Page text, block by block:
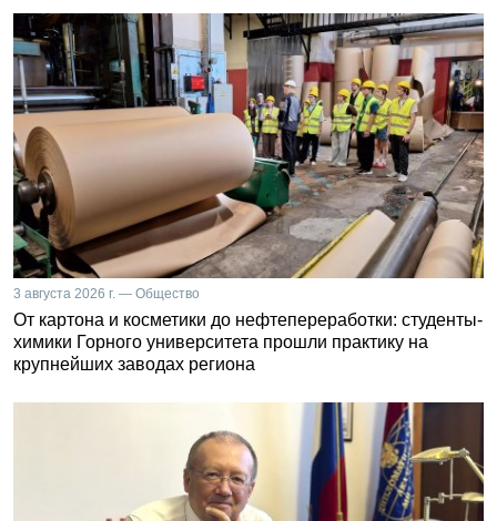
3 августа 2026 г. — Общество
От картона и косметики до нефтепереработки: студенты-
химики Горного университета прошли практику на
крупнейших заводах региона